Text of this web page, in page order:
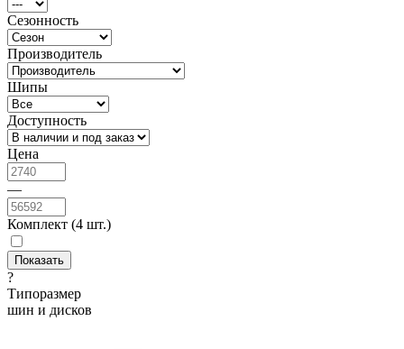
Сезонность
Производитель
Шипы
Доступность
Цена
—
Комплект (4 шт.)
?
Типоразмер
шин и дисков